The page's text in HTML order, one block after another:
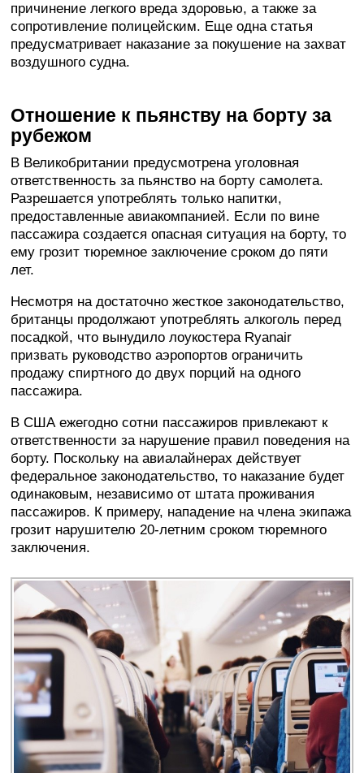
причинение легкого вреда здоровью, а также за
сопротивление полицейским. Еще одна статья
предусматривает наказание за покушение на захват
воздушного судна.
Отношение к пьянству на борту за
рубежом
В Великобритании предусмотрена уголовная
ответственность за пьянство на борту самолета.
Разрешается употреблять только напитки,
предоставленные авиакомпанией. Если по вине
пассажира создается опасная ситуация на борту, то
ему грозит тюремное заключение сроком до пяти
лет.
Несмотря на достаточно жесткое законодательство,
британцы продолжают употреблять алкоголь перед
посадкой, что вынудило лоукостера Ryanair
призвать руководство аэропортов ограничить
продажу спиртного до двух порций на одного
пассажира.
В США ежегодно сотни пассажиров привлекают к
ответственности за нарушение правил поведения на
борту. Поскольку на авиалайнерах действует
федеральное законодательство, то наказание будет
одинаковым, независимо от штата проживания
пассажиров. К примеру, нападение на члена экипажа
грозит нарушителю 20-летним сроком тюремного
заключения.